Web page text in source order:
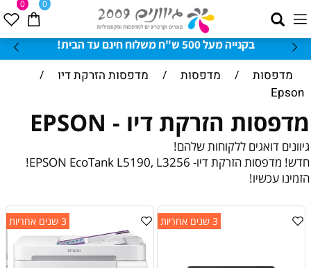
בקנייה מעל 500 ש"ח משלוח חינם עד הבית!
0 0
מדפסות / מדפסות / מדפסות הזרקת דיו /
Epson
מדפסות הזרקת דיו - EPSON
גיוונים דואגים ללקוחות שלהם!
חדש! מדפסות הזרקת דיו- EPSON EcoTank L5190, L3256!
הזמינו עכשיו!
3 שנים אחריות 3 שנים אחריות